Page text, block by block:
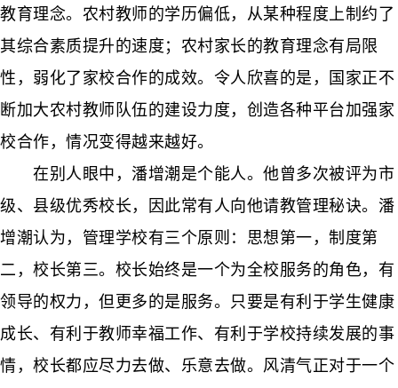
教育理念。农村教师的学历偏低，从某种程度上制约了
其综合素质提升的速度；农村家长的教育理念有局限
性，弱化了家校合作的成效。令人欣喜的是，国家正不
断加大农村教师队伍的建设力度，创造各种平台加强家
校合作，情况变得越来越好。
在别人眼中，潘增潮是个能人。他曾多次被评为市
级、县级优秀校长，因此常有人向他请教管理秘诀。潘
增潮认为，管理学校有三个原则：思想第一，制度第
二，校长第三。校长始终是一个为全校服务的角色，有
领导的权力，但更多的是服务。只要是有利于学生健康
成长、有利于教师幸福工作、有利于学校持续发展的事
情，校长都应尽力去做、乐意去做。风清气正对于一个